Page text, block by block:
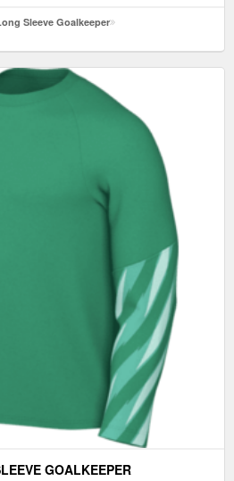
Sleeve Goalkeeper
GOALKEEPER